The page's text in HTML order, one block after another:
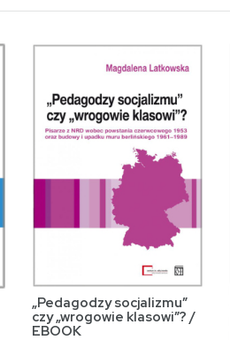
„Pedagodzy socjalizmu”
czy „wrogowie klasowi”? /
EBOOK